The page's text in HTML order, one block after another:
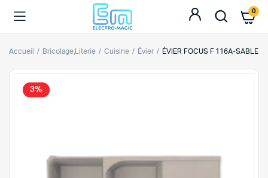
0
Accueil Bricolage,Literie Cuisine Évier ÉVIER FOCUS F 116A-SABLE
3%